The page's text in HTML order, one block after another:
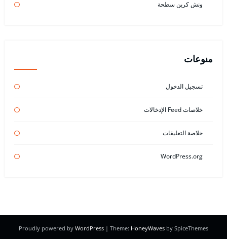
ونش كرين سطحة
منوعات
تسجيل الدخول
خلاصات Feed الإدخالات
خلاصة التعليقات
WordPress.org
Proudly powered by WordPress | Theme: HoneyWaves by SpiceThemes